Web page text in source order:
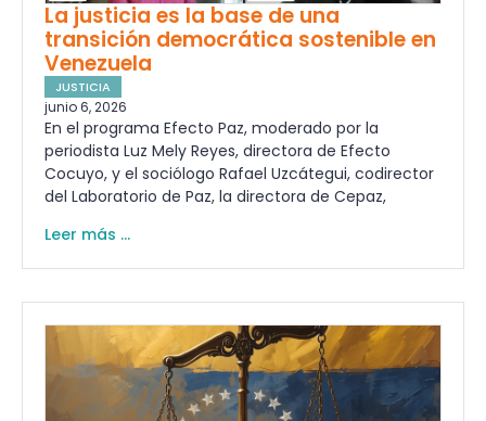
La justicia es la base de una
transición democrática sostenible en
Venezuela
JUSTICIA
junio 6, 2026
En el programa Efecto Paz, moderado por la
periodista Luz Mely Reyes, directora de Efecto
Cocuyo, y el sociólogo Rafael Uzcátegui, codirector
del Laboratorio de Paz, la directora de Cepaz,
Leer más ...